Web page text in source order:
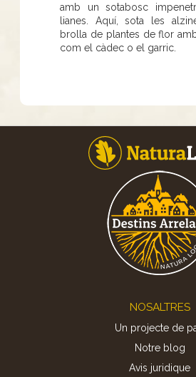
amb un sotabosc
lianes. Aquí, sota les
brolla de plantes de flor
com el càdec o el garric.
NOSALTRES
Un projecte de
Notre blog
Avis juridique